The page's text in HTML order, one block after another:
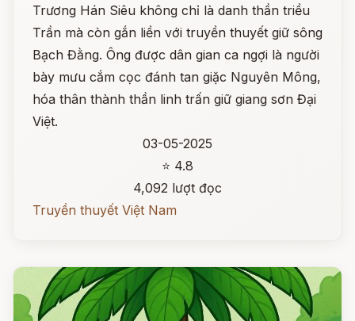
Trương Hán Siêu không chỉ là danh thần triều
Trần mà còn gắn liền với truyền thuyết giữ sông
Bạch Đằng. Ông được dân gian ca ngợi là người
bày mưu cắm cọc đánh tan giặc Nguyên Mông,
hóa thân thành thần linh trấn giữ giang sơn Đại
Việt.
03-05-2025
⭐ 4.8
4,092 lượt đọc
Truyền thuyết Việt Nam